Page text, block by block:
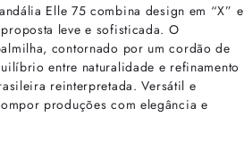
Elle 75 combina design em “X” e
leve e sofisticada. O
contornado por um cordão de
entre naturalidade e refinamento
reinterpretada. Versátil e
produções com elegância e